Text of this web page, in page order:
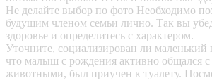
Не делайте выбор по фото Необходимо
будущим членом семьи лично. Так вы
здоровье и определитесь с характером.
Уточните, социализирован ли маленький
что малыш с рождения активно общался
животными, был приучен к туалету.